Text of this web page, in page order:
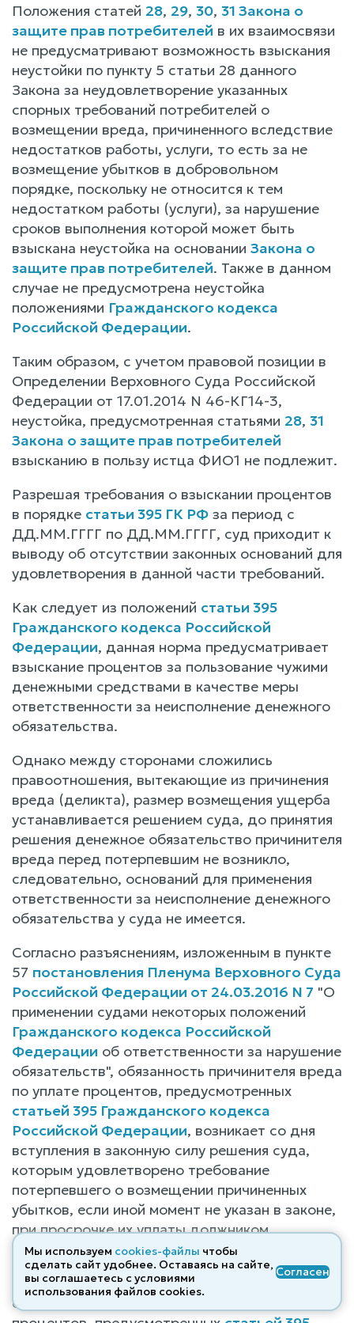
Положения статей 28, 29, 30, 31 Закона о
защите прав потребителей в их взаимосвязи
не предусматривают возможность взыскания
неустойки по пункту 5 статьи 28 данного
Закона за неудовлетворение указанных
спорных требований потребителей о
возмещении вреда, причиненного вследствие
недостатков работы, услуги, то есть за не
возмещение убытков в добровольном
порядке, поскольку не относится к тем
недостатком работы (услуги), за нарушение
сроков выполнения которой может быть
взыскана неустойка на основании Закона о
защите прав потребителей. Также в данном
случае не предусмотрена неустойка
положениями Гражданского кодекса
Российской Федерации.
Таким образом, с учетом правовой позиции в
Определении Верховного Суда Российской
Федерации от 17.01.2014 N 46-КГ14-3,
неустойка, предусмотренная статьями 28, 31
Закона о защите прав потребителей
взысканию в пользу истца ФИО1 не подлежит.
Разрешая требования о взыскании процентов
в порядке статьи 395 ГК РФ за период с
ДД.ММ.ГГГГ по ДД.ММ.ГГГГ, суд приходит к
выводу об отсутствии законных оснований для
удовлетворения в данной части требований.
Как следует из положений статьи 395
Гражданского кодекса Российской
Федерации, данная норма предусматривает
взыскание процентов за пользование чужими
денежными средствами в качестве меры
ответственности за неисполнение денежного
обязательства.
Однако между сторонами сложились
правоотношения, вытекающие из причинения
вреда (деликта), размер возмещения ущерба
устанавливается решением суда, до принятия
решения денежное обязательство причинителя
вреда перед потерпевшим не возникло,
следовательно, оснований для применения
ответственности за неисполнение денежного
обязательства у суда не имеется.
Согласно разъяснениям, изложенным в пункте
57 постановления Пленума Верховного Суда
Российской Федерации от 24.03.2016 N 7 "О
применении судами некоторых положений
Гражданского кодекса Российской
Федерации об ответственности за нарушение
обязательств", обязанность причинителя вреда
по уплате процентов, предусмотренных
статьей 395 Гражданского кодекса
Российской Федерации, возникает со дня
вступления в законную силу решения суда,
которым удовлетворено требование
потерпевшего о возмещении причиненных
убытков, если иной момент не указан в законе,
при просрочке их уплаты должником.
Учитывая, что действующим
законодательством иной момент наступления
обязанности причинителя вреда по уплате
Мы используем cookies-файлы чтобы
сделать сайт удобнее. Оставаясь на сайте,
вы соглашаетесь с условиями
использования файлов cооkies.
Согласен